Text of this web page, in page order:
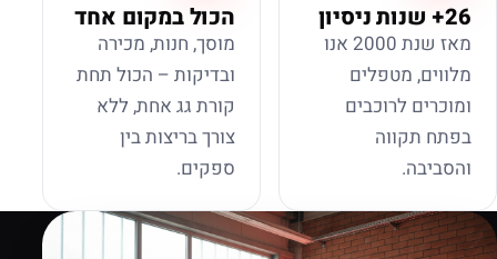
26+ שנות ניסיון
מאז שנת 2000 אנו
מלווים, מטפלים
ומוכרים לרוכבים
בפתח תקווה
והסביבה.
הכול במקום אחד
מוסך, חנות, מכירה
ובדיקות – הכול תחת
קורת גג אחת, ללא
צורך בריצות בין
ספקים.